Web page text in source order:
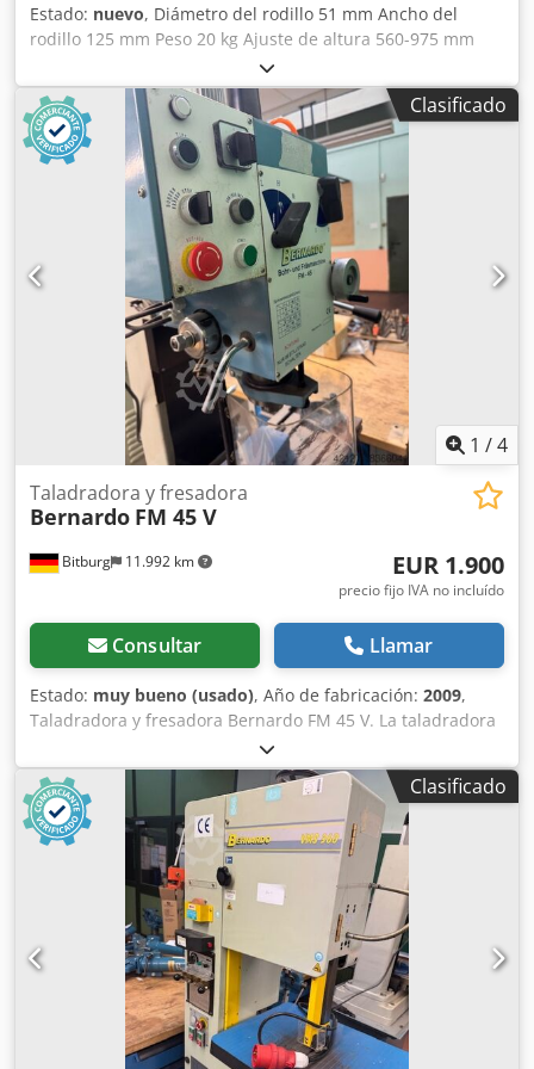
Estado: nuevo, Diámetro del rodillo 51 mm Ancho del
rodillo 125 mm Peso 20 kg Ajuste de altura 560-975 mm
Equipamiento: - Ejecución pesada de trípode de fundición
para máxima capacidad de carga - Soporte de rodillo
ajustable en altura sin escalonamientos y blocable -
Soporte seguro para la pieza de trabajo - Rodillos de acero
galvanizado macizos y de alta resistencia - Con dos rodillos
de 125 mm de longitud cada uno, óptimo para tubos, ...
Datos técnicos: Ancho del rodillo 2 x 125 mm Dcedpfx Alew
U U U Rogok Diámetro del rodillo 51 mm Ajuste de altura
560 - 975 mm Capacidad de carga, máx. 700 kg Diámetro
del tubo soporte 74 / 52 mm Peso aprox. 20 kg
Clasificado
1 /4
Bitburg 11.992 km
Taladradora y fresadora
Bernardo FM 45 V
EUR 1.900
precio fijo IVA no incluído
Consultar Llamar
Estado: muy bueno (usado), Año de fabricación: 2009,
Taladradora y fresadora Bernardo FM 45 V. La taladradora
y fresadora FM 45 V ofrece una relación calidad-precio
óptima gracias al avance de pluma de serie. La guía en
cola de milano del cabezal del engranaje garantiza la
máxima precisión y estabilidad. Rendimiento de
perforación en acero. 32mm Rendimiento de perforación
en hierro fundido. 40mm descarga 260 mm Velocidad del
husillo (12) 50 - 2520 rpm Montaje del husillo MK4 trazo de
pluma 120mm Alimentación de plumas (3) 0,12 / 0,19 / 0,26
mm/revolución Tamaño de la mesa 820x240mm Distancia
husillo / mesa 40 - 485 mm Distancia recorrida (x/y)
550/190 mm Ajuste de altura del cabezal de fresado 400
mm Tamaño de ranura en T 14mm Distancia de ranura en
T 55 mm Potencia de salida del motor S1 100% 0,85/1,1kW
Clasificado